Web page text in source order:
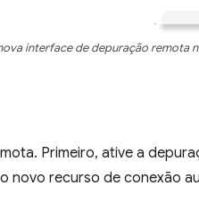
interface de depuração remota
Primeiro, ative a
novo recurso de conexão